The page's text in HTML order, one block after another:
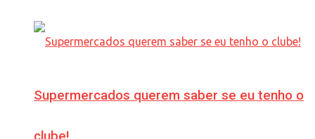
Supermercados querem saber se eu tenho o